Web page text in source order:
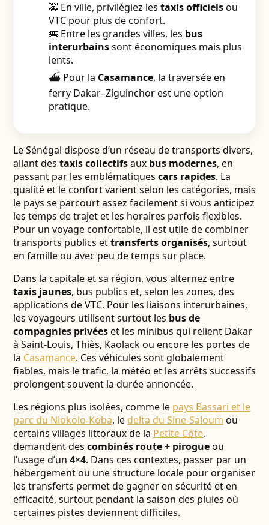
🚕 En ville, privilégiez les taxis officielsou
VTC pour plus de confort.
🚌 Entre les grandes villes, les bus
interurbainssont économiques mais plus
lents.
⛴️ Pour la Casamance, la traversée en
ferry Dakar–Ziguinchor est une option
pratique.
Le Sénégal dispose d’un réseau de transports divers,
allant des taxis collectifsaux bus modernes, en
passant par les emblématiques cars rapides. La
qualité et le confort varient selon les catégories, mais
le pays se parcourt assez facilement si vous anticipez
les temps de trajet et les horaires parfois flexibles.
Pour un voyage confortable, il est utile de combiner
transports publics ettransferts organisés, surtout
en famille ou avec peu de temps sur place.
Dans la capitale et sa région, vous alternez entre
taxis jaunes, bus publics et, selon les zones, des
applications de VTC. Pour les liaisons interurbaines,
les voyageurs utilisent surtout les bus de
compagnies privéeset les minibus qui relient Dakar
à Saint-Louis, Thiès, Kaolack ou encore les portes de
la Casamance. Ces véhicules sont globalement
fiables, mais le trafic, la météo et les arrêts successifs
prolongent souvent la durée annoncée.
Les régions plus isolées, comme le pays Bassari et le
parc du Niokolo-Koba, le delta du Sine-Saloum ou
certains villages littoraux de la Petite Côte,
demandent des combinés route + pirogueou
l’usage d’un 4×4. Dans ces contextes, passer par un
hébergement ou une structure locale pour organiser
les transferts permet de gagner en sécurité et en
efficacité, surtout pendant la saison des pluies où
certaines pistes deviennent difficiles.